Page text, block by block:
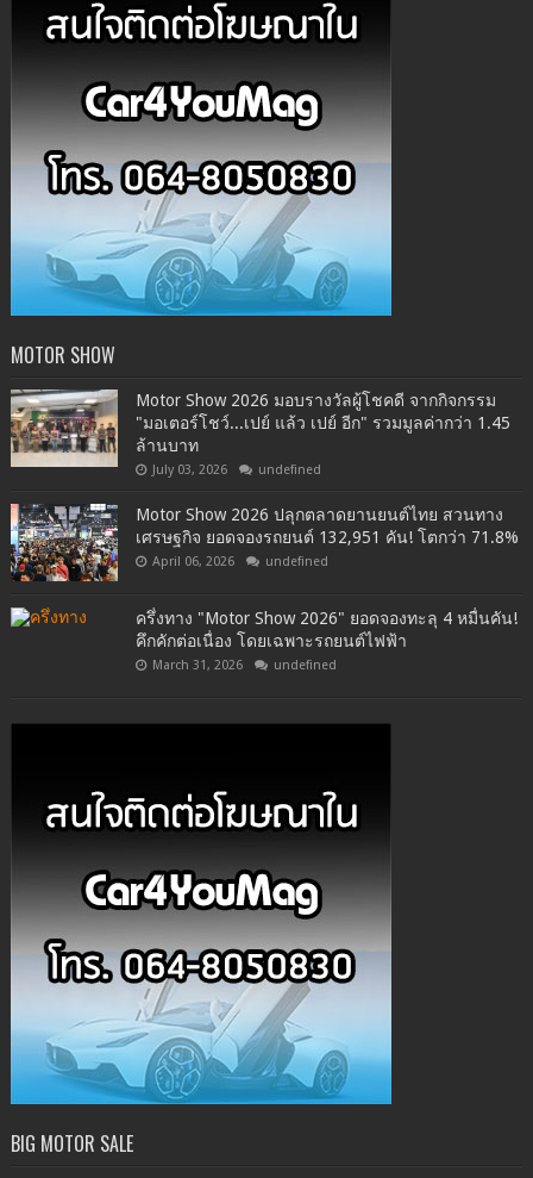
MOTOR SHOW
Motor Show 2026 มอบรางวัลผู้โชคดี จากกิจกรรม
"มอเตอร์โชว์...เปย์ แล้ว เปย์ อีก" รวมมูลค่ากว่า 1.45
ล้านบาท
July 03, 2026 undefined
Motor Show 2026 ปลุกตลาดยานยนต์ไทย สวนทาง
เศรษฐกิจ ยอดจองรถยนต์ 132,951 คัน! โตกว่า 71.8%
April 06, 2026 undefined
ครึ่งทาง "Motor Show 2026" ยอดจองทะลุ 4 หมื่นคัน!
คึกคักต่อเนื่อง โดยเฉพาะรถยนต์ไฟฟ้า
March 31, 2026 undefined
BIG MOTOR SALE